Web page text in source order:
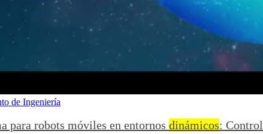
de Ingeniería
para robots móviles en entornos dinámicos: